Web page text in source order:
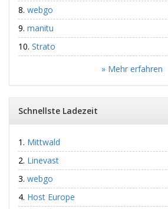
webgo
manitu
Strato
» Mehr erfahren
Schnellste Ladezeit
Mittwald
Linevast
webgo
Host Europe